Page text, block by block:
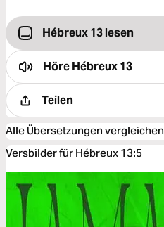
Hébreux 13 lesen
HöreHébreux 13
Teilen
Alle Übersetzungen vergleichen
Versbilder für Hébreux 13:5